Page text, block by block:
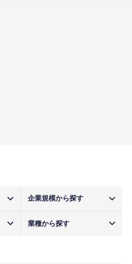
企業規模から探す
業種から探す